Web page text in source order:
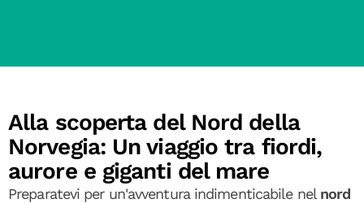
Alla scoperta del Nord della
Norvegia: Un viaggio tra fiordi,
aurore e giganti del mare
Preparatevi per un'avventura indimenticabile nel nord